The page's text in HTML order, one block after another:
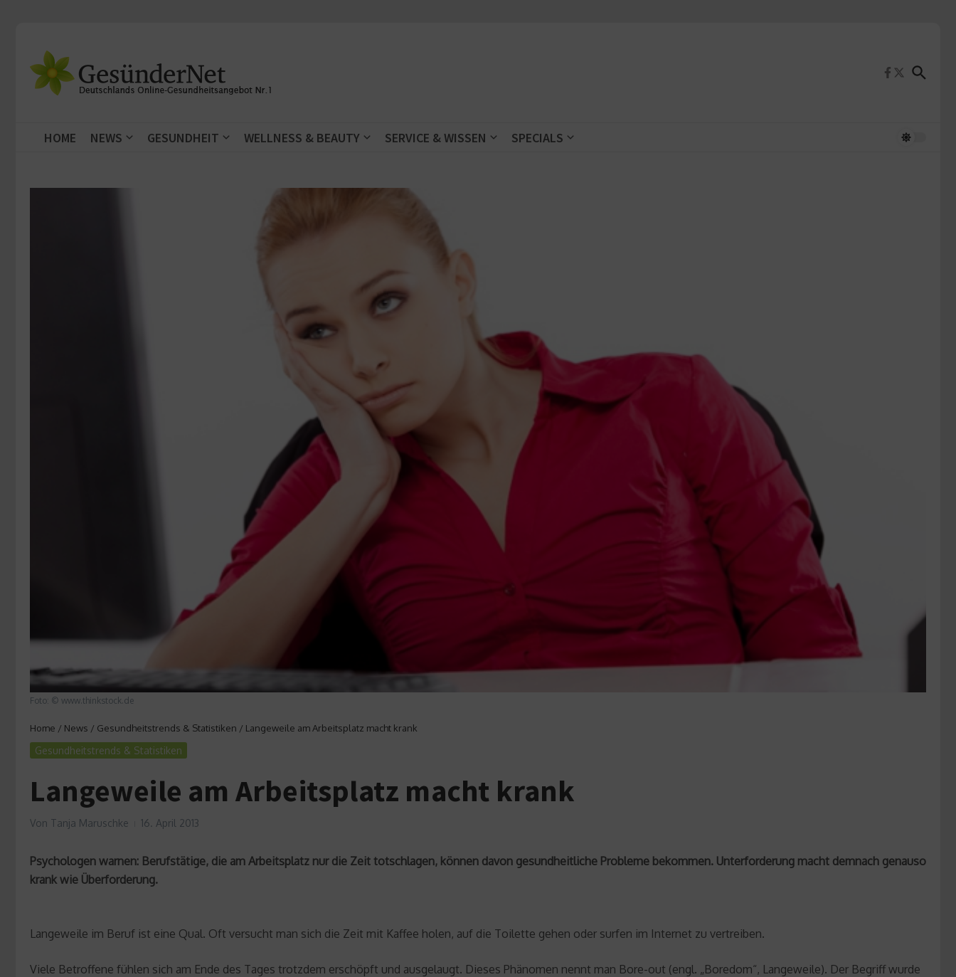
HOME NEWS GESUNDHEIT WELLNESS & BEAUTY SERVICE & WISSEN SPECIALS
Foto: © www.thinkstock.de
Home / News / Gesundheitstrends & Statistiken / Langeweile am Arbeitsplatz macht krank
Gesundheitstrends & Statistiken
Langeweile am Arbeitsplatz macht krank
Von Tanja Maruschke 16. April 2013
Psychologen warnen: Berufstätige, die am Arbeitsplatz nur die Zeit totschlagen, können davon gesundheitliche Probleme bekommen. Unterforderung macht demnach genauso
krank wie Überforderung.
Langeweile im Beruf ist eine Qual. Oft versucht man sich die Zeit mit Kaffee holen, auf die Toilette gehen oder surfen im Internet zu vertreiben.
Viele Betroffene fühlen sich am Ende des Tages trotzdem erschöpft und ausgelaugt. Dieses Phänomen nennt man Bore-out (engl. „Boredom“, Langeweile). Der Begriff wurde